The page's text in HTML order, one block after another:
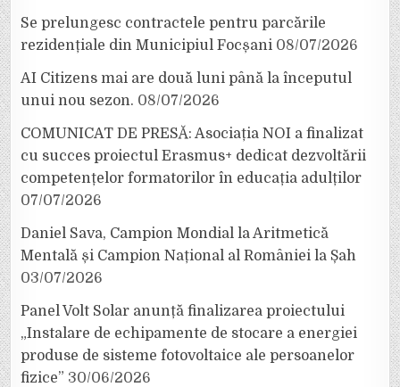
Se prelungesc contractele pentru parcările
rezidențiale din Municipiul Focșani 08/07/2026
AI Citizens mai are două luni până la începutul
unui nou sezon. 08/07/2026
COMUNICAT DE PRESĂ: Asociația NOI a finalizat
cu succes proiectul Erasmus+ dedicat dezvoltării
competențelor formatorilor în educația adulților
07/07/2026
Daniel Sava, Campion Mondial la Aritmetică
Mentală și Campion Național al României la Șah
03/07/2026
Panel Volt Solar anunță finalizarea proiectului
„Instalare de echipamente de stocare a energiei
produse de sisteme fotovoltaice ale persoanelor
fizice” 30/06/2026